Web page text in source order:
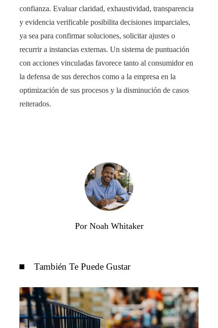
confianza. Evaluar claridad, exhaustividad, transparencia
y evidencia verificable posibilita decisiones imparciales,
ya sea para confirmar soluciones, solicitar ajustes o
recurrir a instancias externas. Un sistema de puntuación
con acciones vinculadas favorece tanto al consumidor en
la defensa de sus derechos como a la empresa en la
optimización de sus procesos y la disminución de casos
reiterados.
Por Noah Whitaker
También Te Puede Gustar